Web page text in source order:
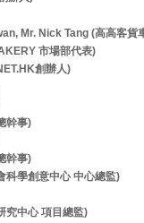
Mr. Nick Tang (高高客貨
市場部代表)
創辦人)
幹事)
幹事)
科學創意中心 中心總監)
究中心 項目總監)